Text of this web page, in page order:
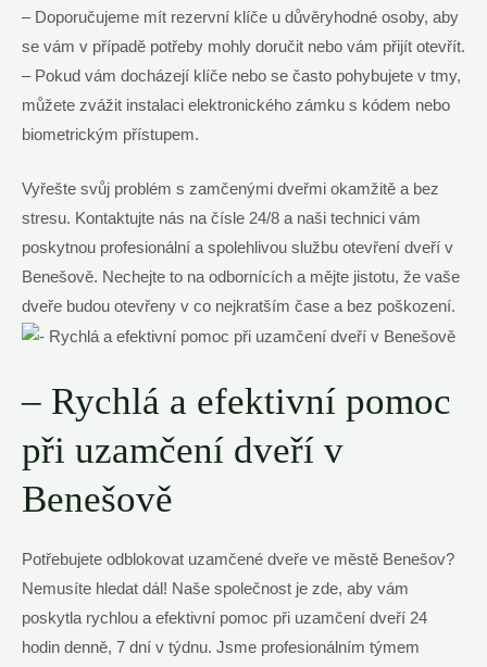
– Doporučujeme mít rezervní klíče u důvěryhodné osoby, aby
se vám v případě potřeby mohly doručit nebo vám přijít otevřít.
– Pokud vám docházejí klíče nebo se často pohybujete v tmy,
můžete zvážit instalaci elektronického zámku s kódem nebo
biometrickým přístupem.
Vyřešte svůj problém s zamčenými dveřmi okamžitě a bez
stresu. Kontaktujte nás na čísle 24/8 a naši technici vám
poskytnou profesionální a spolehlivou službu otevření dveří v
Benešově. Nechejte to na odbornících a mějte jistotu, že vaše
dveře budou otevřeny v co nejkratším čase a bez poškození.
– Rychlá a efektivní pomoc
při uzamčení dveří v
Benešově
Potřebujete odblokovat uzamčené dveře ve městě Benešov?
Nemusíte hledat dál! Naše společnost je zde, aby vám
poskytla rychlou a efektivní pomoc při uzamčení dveří 24
hodin denně, 7 dní v týdnu. Jsme profesionálním týmem